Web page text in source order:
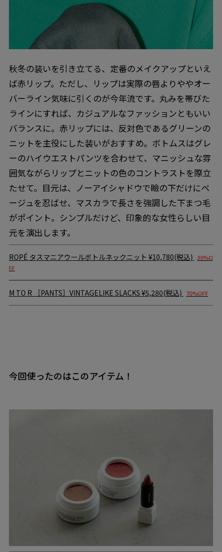
秋冬の装いを引き立てる、定番のメイクアップといえ
ば赤リップ。ただし、リップは実際の唇よりややオー
バーライン気味に引くのが今年流です。丸みを帯びた
ラインにすれば、カジュアルなファッションともいい
バランスに。赤リップには、反対色であるグリーンの
ニットを主役にした装いがおすすめ。ボトムスはグレ
ーのハイウエストパンツを合わせて、マニッシュな雰
囲気ながらリップとニットの色のコントラストを際立
たせて。目元は、ノーアイシャドウで瞼の下だけにベ
ージュを忍ばせ、マスカラで長さを強調した下まつ毛
がポイント。シンプルだけど、印象的な女性らしい目
元を演出します。
ROPÉ タスマニアウールボトルネックニット ¥10,780(税込)
30%O
FF
M TO R ［PANTS］VINTAGELIKE SLACKS ¥5,280(税込) 70%OFF
今回使ったのはこのアイテム！